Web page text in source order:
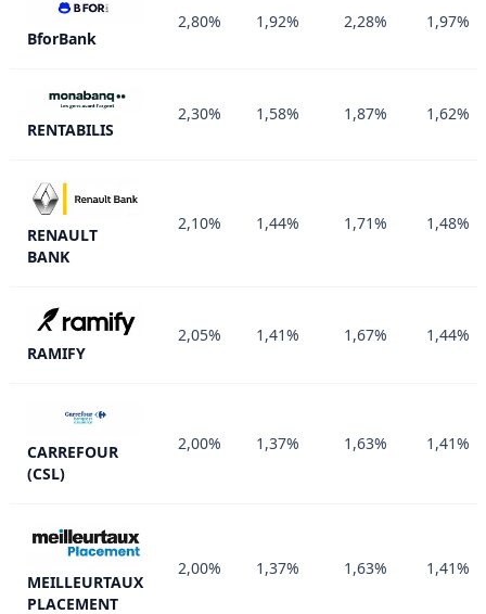
BforBank
2,80% 1,92% 2,28% 1,97%
RENTABILIS
2,30% 1,58% 1,87% 1,62%
RENAULT
BANK
2,10% 1,44% 1,71% 1,48%
RAMIFY
2,05% 1,41% 1,67% 1,44%
CARREFOUR
(CSL)
2,00% 1,37% 1,63% 1,41%
MEILLEURTAUX
PLACEMENT
2,00% 1,37% 1,63% 1,41%